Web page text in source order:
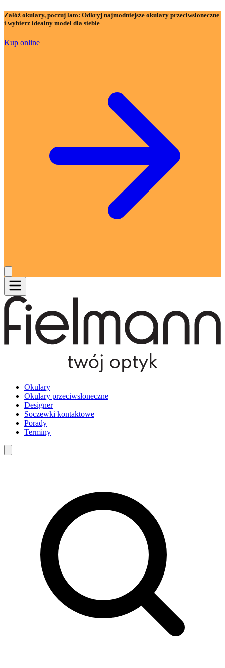
Załóż okulary, poczuj lato: Odkryj najmodniejsze okulary przeciwsłoneczne
i wybierz idealny model dla siebie
Kup online
Okulary
Okulary przeciwsłoneczne
Designer
Soczewki kontaktowe
Porady
Terminy